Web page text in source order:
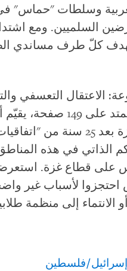
وسلطات "حماس"
السلميين. ومع
كلّ طرف مساندي
الاعتقال التعسفي
في ظل ´السلطة الفلسطينية´ و´حماس´"، الممتد
الاعتقال والاحتجاز في الضفة الغربية وقطاع غزة بعد 25 سنة من
الذاتي في هذه
لحماس على قطاع غزة.
من 20 حالة لأشخاص احتجزوا لأسباب
الانتماء إلى منظمة
إسرائيل/فلسطين